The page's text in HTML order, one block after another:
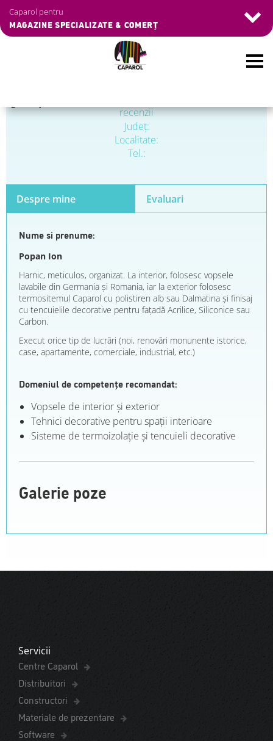
to
Caparol pentru
MAGAZINE SPECIALIZATE & COMERȚ
recenzii
Judeţ:
Localitate:
Tel.:
Despre mine Evaluari
Nume si prenume:
Popan Ion
Harnic, meticulos, organizat. La interior, folosesc vopsele
lavabile din Germania și Romania, iar la exterior folosesc
termositemul Caparol cu polistiren alb sau Dalmatina și finisaj
cu tencuielile decorative pentru fațadă Acrilice, Siliconice sau
Carbon.
Execut orice tip de lucrări (noi, renovări monunente istorice,
case, apartamente, comerciale, industrial, etc.)
Domeniul de competențe recomandat:
Vopsele de interior şi exterior
Tehnici decorative pentru spaţii interioare
Sisteme de termoizolaţie şi tencuieli decorative
Galerie poze
Servicii
Centre Caparol
Distribuitori
Constructori
Materiale de prezentare
Software